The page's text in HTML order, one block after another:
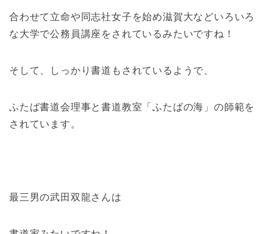
合わせて立命や同志社女子を始め滋賀大などいろいろ
な大学で公務員講座をされているみたいですね！
そして、しっかり書道もされているようで、
ふたば書道会理事と書道教室「ふたばの海」の師範を
されています。
最三男の武田双龍さんは